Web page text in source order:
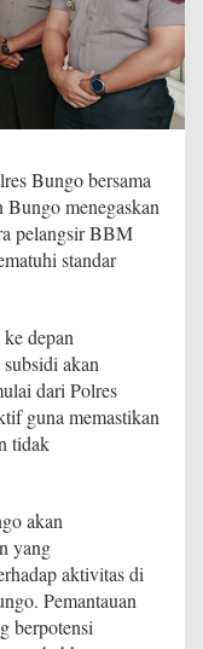
Bungo bersama
menegaskan
pelangsir BBM
standar
depan
akan
dari Polres
guna memastikan
tidak
akan
yang
aktivitas di
Pemantauan
berpotensi